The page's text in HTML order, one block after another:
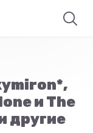
и The
другие